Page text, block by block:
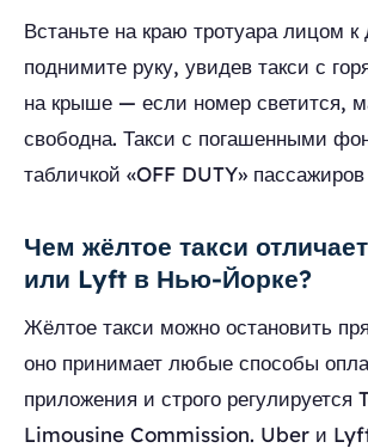
Встаньте на краю тротуара лицом
поднимите руку, увидев такси с
на крыше — если номер светится,
свободна. Такси с погашенными
табличкой «OFF DUTY»
Чем жёлтое такси
или Lyft в Нью-Йорке?
Жёлтое такси можно остановить
оно принимает любые способы
приложения и строго регулируется
Limousine Commission. Uber и